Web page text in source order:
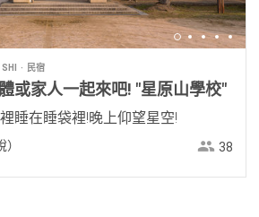
民宿
或家人一起來吧! "星原山學校"
睡在睡袋裡!晚上仰望星空!
） 38